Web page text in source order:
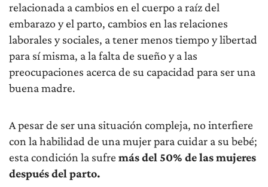
relacionada a cambios en el cuerpo a raíz del
embarazo y el parto, cambios en las relaciones
laborales y sociales, a tener menos tiempo y libertad
para sí misma, a la falta de sueño y a las
preocupaciones acerca de su capacidad para ser una
buena madre.
A pesar de ser una situación compleja, no interfiere
con la habilidad de una mujer para cuidar a su bebé;
esta condición la sufre más del 50% de las mujeres
después del parto.